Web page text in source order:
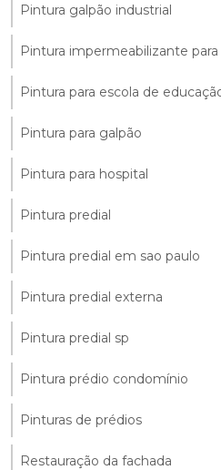
Pintura galpão industrial
Pintura impermeabilizante
Pintura para escola de
Pintura para galpão
Pintura para hospital
Pintura predial
Pintura predial em sao paulo
Pintura predial externa
Pintura predial sp
Pintura prédio condomínio
Pinturas de prédios
Restauração da fachada